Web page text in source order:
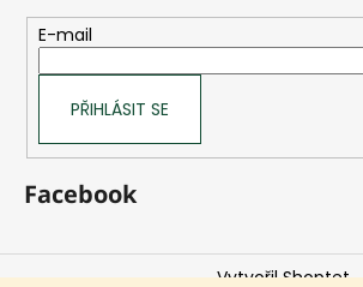
E-mail
PŘIHLÁSIT SE
Facebook
Vytvořil Shoptet